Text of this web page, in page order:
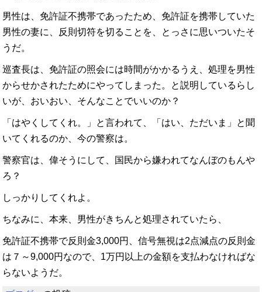
男性は、免許証不携帯であったため、免許証を携帯していた
男性の妻に、反則切符を切ることを、とっさに思いついたそ
うだ。
巡査長は、免許証の照会には時間がかかるうえ、処理を男性
からせかされたためにやってしまった。と説明しているらし
いが、おいおい、そんなことでいいのか？
「はやくしてくれ。」と言われて、「はい、ただいま」と聞
いてくれるのか、今の警察は。
警察官は、偉そうにして、国民から嫌われてなんぼのもんや
ろ？
しっかりしてくれよ。
ちなみに、本来、男性がきちんと処理されていたら、
免許証不携帯で反則金3,000円、信号無視は2点減点の反則金
は７～9,000円なので、1万円以上の金額を支払わなければな
らないようだ。